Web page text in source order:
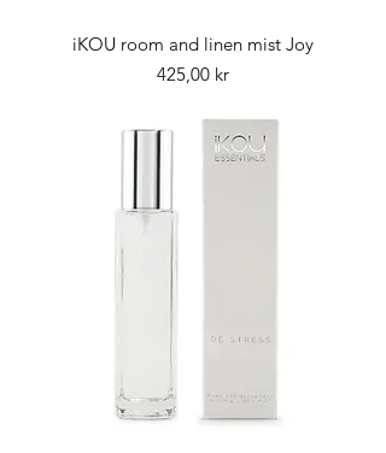
iKOU room and linen mist Joy
Pris
425,00 kr